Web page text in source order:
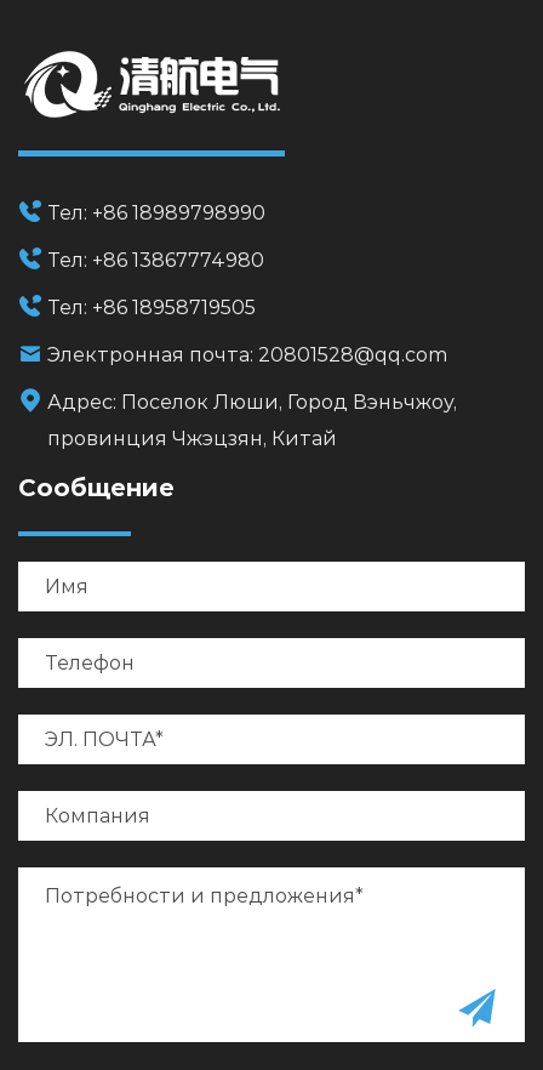
Тел: +86 18989798990
Тел: +86 13867774980
Тел: +86 18958719505
Электронная почта: 20801528@qq.com
Адрес: Поселок Люши, Город Вэньчжоу,
провинция Чжэцзян, Китай
Сообщение